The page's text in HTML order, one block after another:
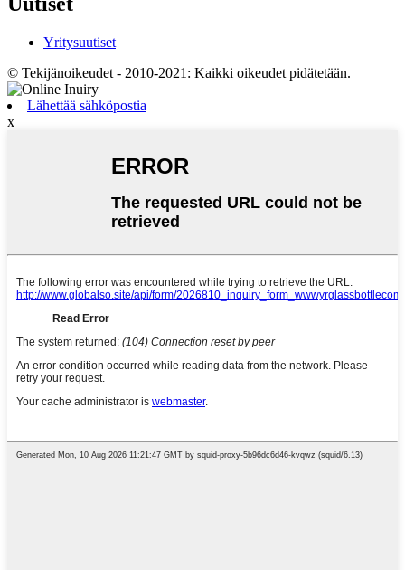
Yritysuutiset
© Tekijänoikeudet - 2010-2021: Kaikki oikeudet pidätetään.
Lähettää sähköpostia
x